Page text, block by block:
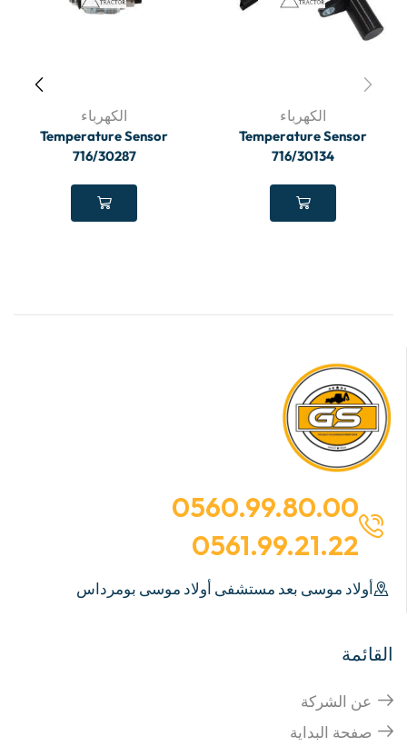
الكهرباء
Temperature Sensor
716/30134
الكهرباء
Temperature Sensor
716/30287
0560.99.80.00
0561.99.21.22
أولاد موسى بعد مستشفى أولاد موسى بومرداس
القائمة
عن الشركة
صفحة البداية